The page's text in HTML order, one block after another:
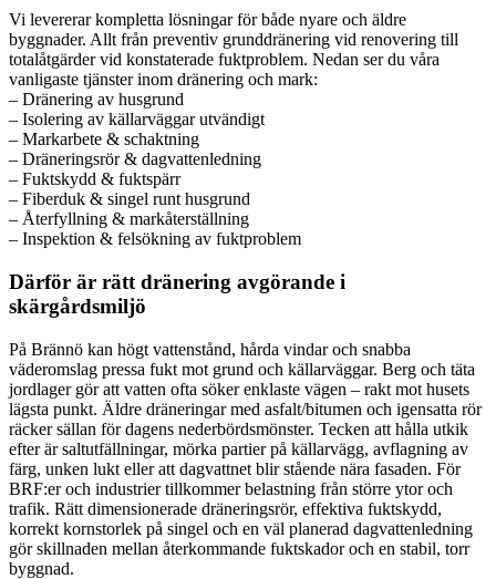
Vi levererar kompletta lösningar för både nyare och äldre
byggnader. Allt från preventiv grunddränering vid renovering till
totalåtgärder vid konstaterade fuktproblem. Nedan ser du våra
vanligaste tjänster inom dränering och mark:
– Dränering av husgrund
– Isolering av källarväggar utvändigt
– Markarbete & schaktning
– Dräneringsrör & dagvattenledning
– Fuktskydd & fuktspärr
– Fiberduk & singel runt husgrund
– Återfyllning & markåterställning
– Inspektion & felsökning av fuktproblem
Därför är rätt dränering avgörande i
skärgårdsmiljö
På Brännö kan högt vattenstånd, hårda vindar och snabba
väderomslag pressa fukt mot grund och källarväggar. Berg och täta
jordlager gör att vatten ofta söker enklaste vägen – rakt mot husets
lägsta punkt. Äldre dräneringar med asfalt/bitumen och igensatta rör
räcker sällan för dagens nederbördsmönster. Tecken att hålla utkik
efter är saltutfällningar, mörka partier på källarvägg, avflagning av
färg, unken lukt eller att dagvattnet blir stående nära fasaden. För
BRF:er och industrier tillkommer belastning från större ytor och
trafik. Rätt dimensionerade dräneringsrör, effektiva fuktskydd,
korrekt kornstorlek på singel och en väl planerad dagvattenledning
gör skillnaden mellan återkommande fuktskador och en stabil, torr
byggnad.